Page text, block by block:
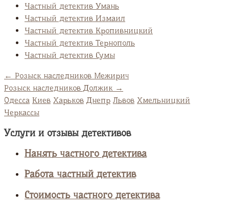
Частный детектив Умань
Частный детектив Измаил
Частный детектив Кропивницкий
Частный детектив Тернополь
Частный детектив Сумы
← Розыск наследников Межирич
Розыск наследников Должик →
Одесса Киев Харьков Днепр Львов Хмельницкий
Черкассы
Услуги и отзывы детективов
Нанять частного детектива
Работа частный детектив
Стоимость частного детектива